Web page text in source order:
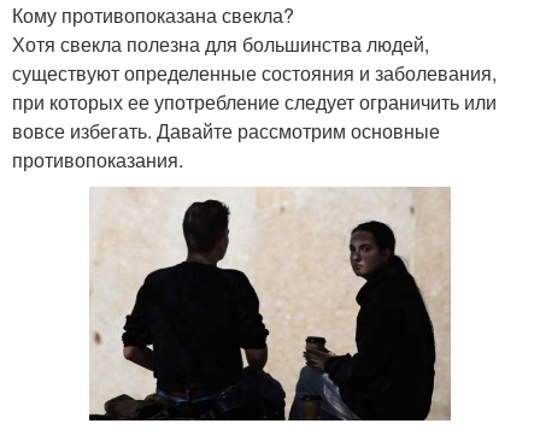
Кому противопоказана свекла?
Хотя свекла полезна для большинства людей,
существуют определенные состояния и заболевания,
при которых ее употребление следует ограничить или
вовсе избегать. Давайте рассмотрим основные
противопоказания.